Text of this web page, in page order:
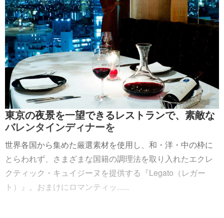
東京の夜景を一望できるレストランで、素敵な
バレンタインディナーを
世界各国から集めた厳選素材を使用し、和・洋・中の枠に
とらわれず、さまざまな国籍の調理法を取り入れたエクレ
クティック・キュイジーヌを提供する『Legato（レガー
ト）』。おまけにロマンティッ......